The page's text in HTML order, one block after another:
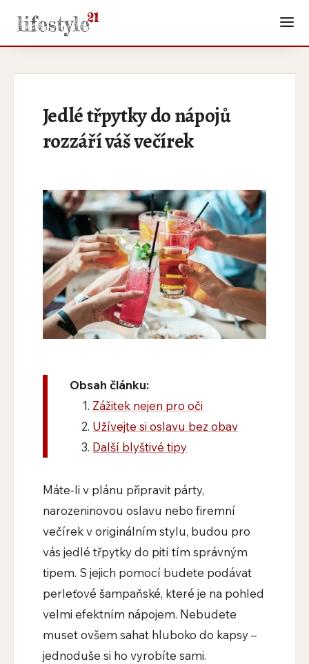
Jedlé třpytky do nápojů
rozzáří váš večírek
Obsah článku:
Zážitek nejen pro oči
Užívejte si oslavu bez obav
Další blyštivé tipy
Máte-li v plánu připravit párty,
narozeninovou oslavu nebo firemní
večírek v originálním stylu, budou pro
vás jedlé třpytky do pití tím správným
tipem. S jejich pomocí budete podávat
perleťové šampaňské, které je na pohled
velmi efektním nápojem. Nebudete
muset ovšem sahat hluboko do kapsy –
jednoduše si ho vyrobíte sami.